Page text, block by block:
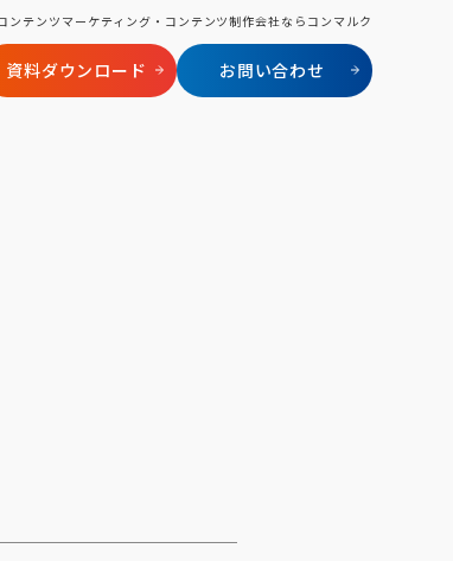
テンツマーケティング・コンテンツ制作会社ならコンマルク
資料ダウンロード お問い合わせ